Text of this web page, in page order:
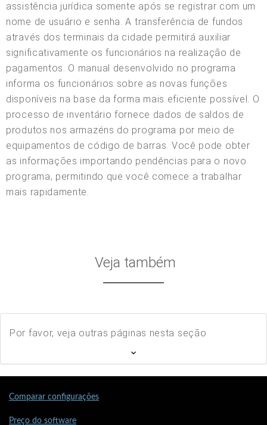
assistência jurídica somente após se registrar com um
nome de usuário e senha. A transferência de fundos
através dos terminais da cidade permitirá auxiliar
significativamente os funcionários na realização de
pagamentos. O manual desenvolvido no programa
informa os funcionários sobre as novas funções
disponíveis na base da forma mais eficiente possível. O
processo de inventário fornece dados de saldos de
produtos nos armazéns do programa por meio de
equipamentos de código de barras. Você pode obter
as informações importando pendências para o novo
programa, permitindo que você comece a trabalhar
mais rapidamente.
Veja também
Por favor, veja outras páginas nesta seção
Comparar configurações
Preço do software